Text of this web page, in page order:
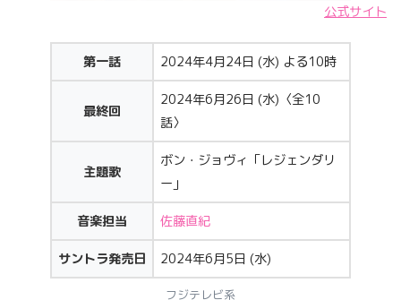
公式サイト
第一話 2024年4月24日 (水) よる10時
最終回
2024年6月26日 (水)〈全10
話〉
主題歌
ボン・ジョヴィ「レジェンダリ
ー」
音楽担当 佐藤直紀
サントラ発売日 2024年6月5日 (水)
フジテレビ系